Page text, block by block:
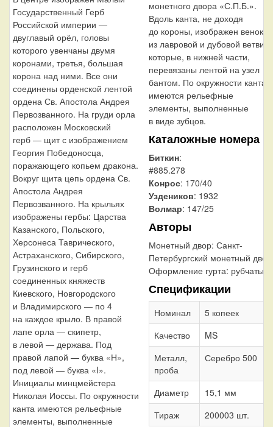
Государственный Герб
Российской империи —
двуглавый орёл, головы
которого увенчаны двумя
коронами, третья, большая
корона над ними. Все они
соединены орденской лентой
ордена Св. Апостола Андрея
Первозванного. На груди орла
расположен Московский
герб — щит с изображением
Георгия Победоносца,
поражающего копьем дракона.
Вокруг щита цепь ордена Св.
Апостола Андрея
Первозванного. На крыльях
изображены гербы: Царства
Казанского, Польского,
Херсонеса Таврического,
Астраханского, Сибирского,
Грузинского и герб
соединенных княжеств
Киевского, Новгородского
и Владимирского — по 4
на каждое крыло. В правой
лапе орла — скипетр,
в левой — держава. Под
правой лапой — буква «Н»,
под левой — буква «I».
Инициалы минцмейстера
Николая Иоссы. По окружности
канта имеются рельефные
элементы, выполненные
монетного двора «С.П.Б.».
Вдоль канта, не доходя
до короны, изображен венок
из лавровой и дубовой ветви,
которые, в нижней части,
перевязаны лентой на узел
бантом. По окружности канта
имеются рельефные
элементы, выполненные
в виде зубцов.
Каталожные номера
Биткин:
#885.278
Конрос: 170/40
Уздеников: 1932
Волмар: 147/25
Авторы
Монетный двор: Санкт-
Петербургский монетный двор
Оформление гурта: рубчатый
Спецификации
Номинал
5 копеек
Качество
MS
Металл,
проба
Серебро 500
Диаметр
15,1 мм
Тираж
200003 шт.